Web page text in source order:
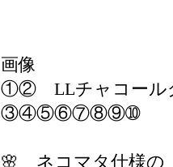
画像
①② LLチャコール
③④⑤⑥⑦⑧⑨➉
🌸 ネコマタ仕様